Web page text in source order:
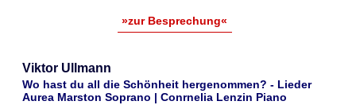
»zur Besprechung«
Viktor Ullmann
Wo hast du all die Schönheit hergenommen? - Lieder
Aurea Marston Soprano | Conrnelia Lenzin Piano